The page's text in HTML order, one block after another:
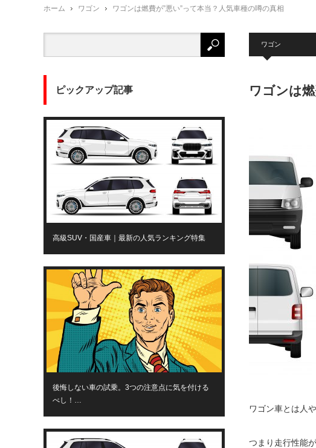
ホーム ワゴン ワゴンは燃費が”悪い”って本当？人気車種の噂の真相
ワゴン
ワゴンは
ワゴン車とは人
つまり走行性能
ピックアップ記事
高級SUV・国産車｜最新の人気ランキング特集
後悔しない車の試乗。3つの注意点に気を付ける
べし！…